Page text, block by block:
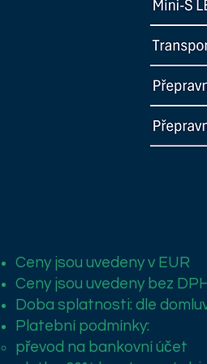
Ceny jsou uvedeny v EUR
Ceny jsou uvedeny bez
Doba splatnosti: dle
Platební podmínky:
převod na bankovní účet